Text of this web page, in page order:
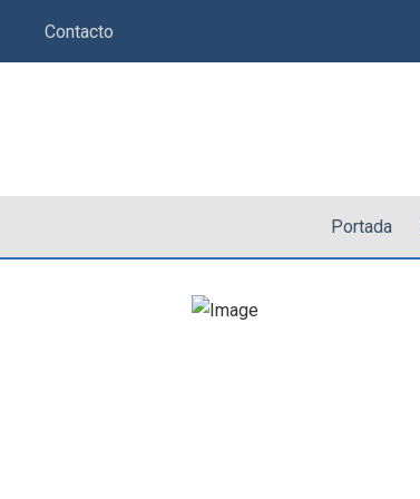
Contacto
Portada